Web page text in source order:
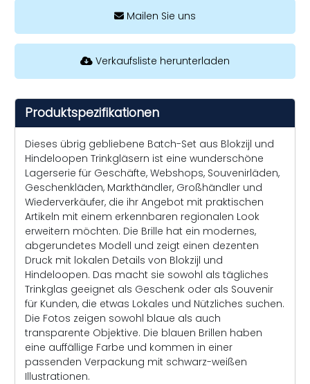
Mailen Sie uns
Verkaufsliste herunterladen
Produktspezifikationen
Dieses übrig gebliebene Batch-Set aus Blokzijl und
Hindeloopen Trinkgläsern ist eine wunderschöne
Lagerserie für Geschäfte, Webshops, Souvenirläden,
Geschenkläden, Markthändler, Großhändler und
Wiederverkäufer, die ihr Angebot mit praktischen
Artikeln mit einem erkennbaren regionalen Look
erweitern möchten. Die Brille hat ein modernes,
abgerundetes Modell und zeigt einen dezenten
Druck mit lokalen Details von Blokzijl und
Hindeloopen. Das macht sie sowohl als tägliches
Trinkglas geeignet als Geschenk oder als Souvenir
für Kunden, die etwas Lokales und Nützliches suchen.
Die Fotos zeigen sowohl blaue als auch
transparente Objektive. Die blauen Brillen haben
eine auffällige Farbe und kommen in einer
passenden Verpackung mit schwarz-weißen
Illustrationen.